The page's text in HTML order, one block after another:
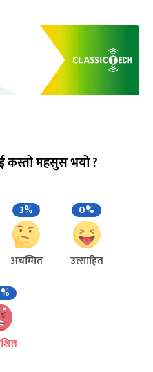
कस्तो महसुस भयो ?
3%
अचम्मित
0%
उत्साहित